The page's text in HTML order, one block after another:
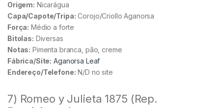
Origem: Nicarágua
Capa/Capote/Tripa: Corojo/Criollo Aganorsa
Força: Médio a forte
Bitolas: Diversas
Notas: Pimenta branca, pão, creme
Fábrica/Site: Aganorsa Leaf
Endereço/Telefone: N/D no site
7) Romeo y Julieta 1875 (Rep.